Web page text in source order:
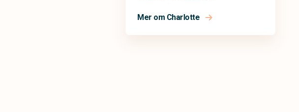
Mer om Charlotte